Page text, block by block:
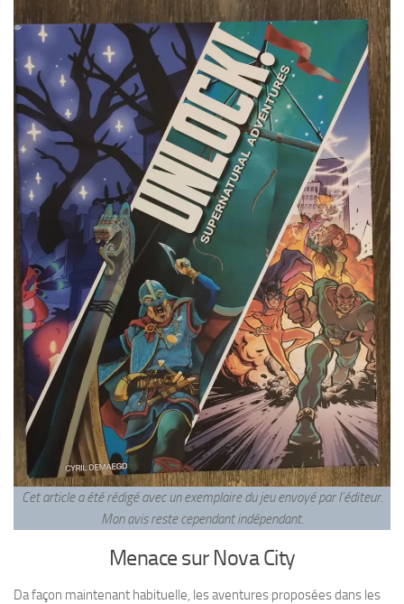
Cet article a été rédigé avec un exemplaire du jeu envoyé par l’éditeur.
Mon avis reste cependant indépendant.
Menace sur Nova City
Da façon maintenant habituelle, les aventures proposées dans les